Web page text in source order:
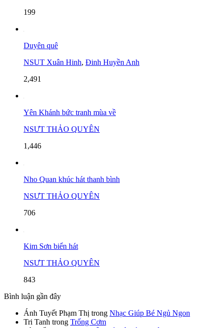
199
Duyên quê
NSUT Xuân Hinh, Đinh Huyền Anh
2,491
Yên Khánh bức tranh mùa về
NSƯT THẢO QUYÊN
1,446
Nho Quan khúc hát thanh bình
NSƯT THẢO QUYÊN
706
Kim Sơn biển hát
NSƯT THẢO QUYÊN
843
Bình luận gần đây
Ánh Tuyết Phạm Thị trong Nhạc Giúp Bé Ngủ Ngon
Tri Tanh trong Trống Cơm